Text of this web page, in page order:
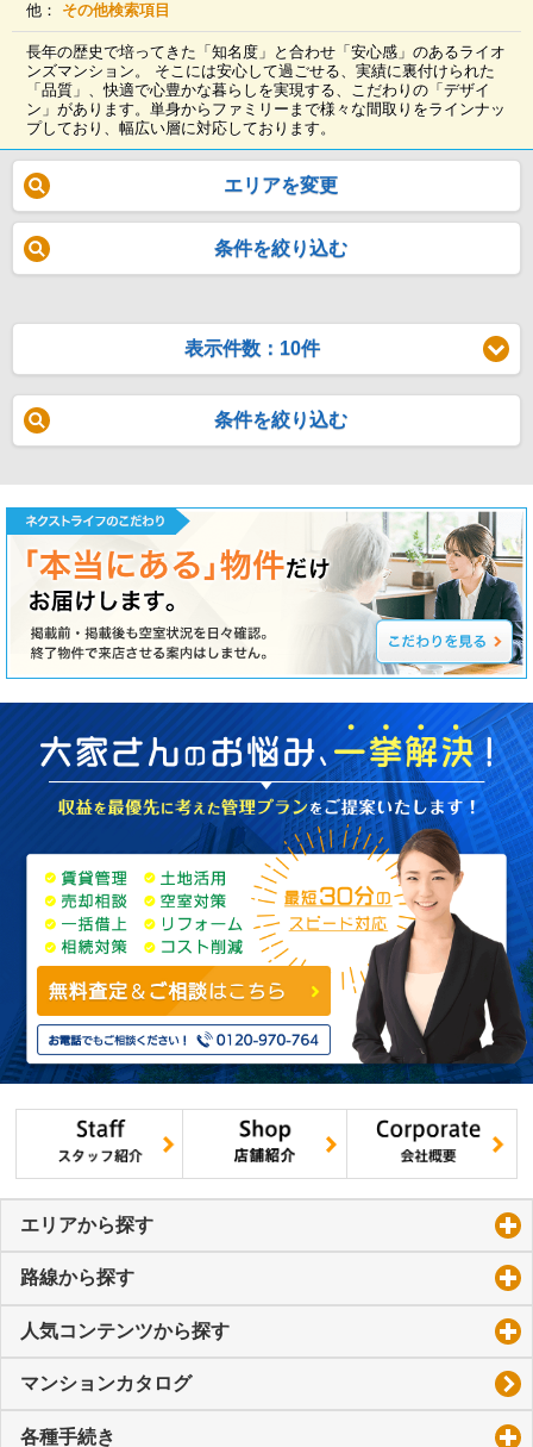
他： その他検索項目
長年の歴史で培ってきた「知名度」と合わせ「安心感」のあるライオ
ンズマンション。 そこには安心して過ごせる、実績に裏付けられた
「品質」、快適で心豊かな暮らしを実現する、こだわりの「デザイ
ン」があります。単身からファミリーまで様々な間取りをラインナッ
プしており、幅広い層に対応しております。
エリアを変更
条件を絞り込む
表示件数：10件
条件を絞り込む
エリアから探す
路線から探す
人気コンテンツから探す
マンションカタログ
各種手続き